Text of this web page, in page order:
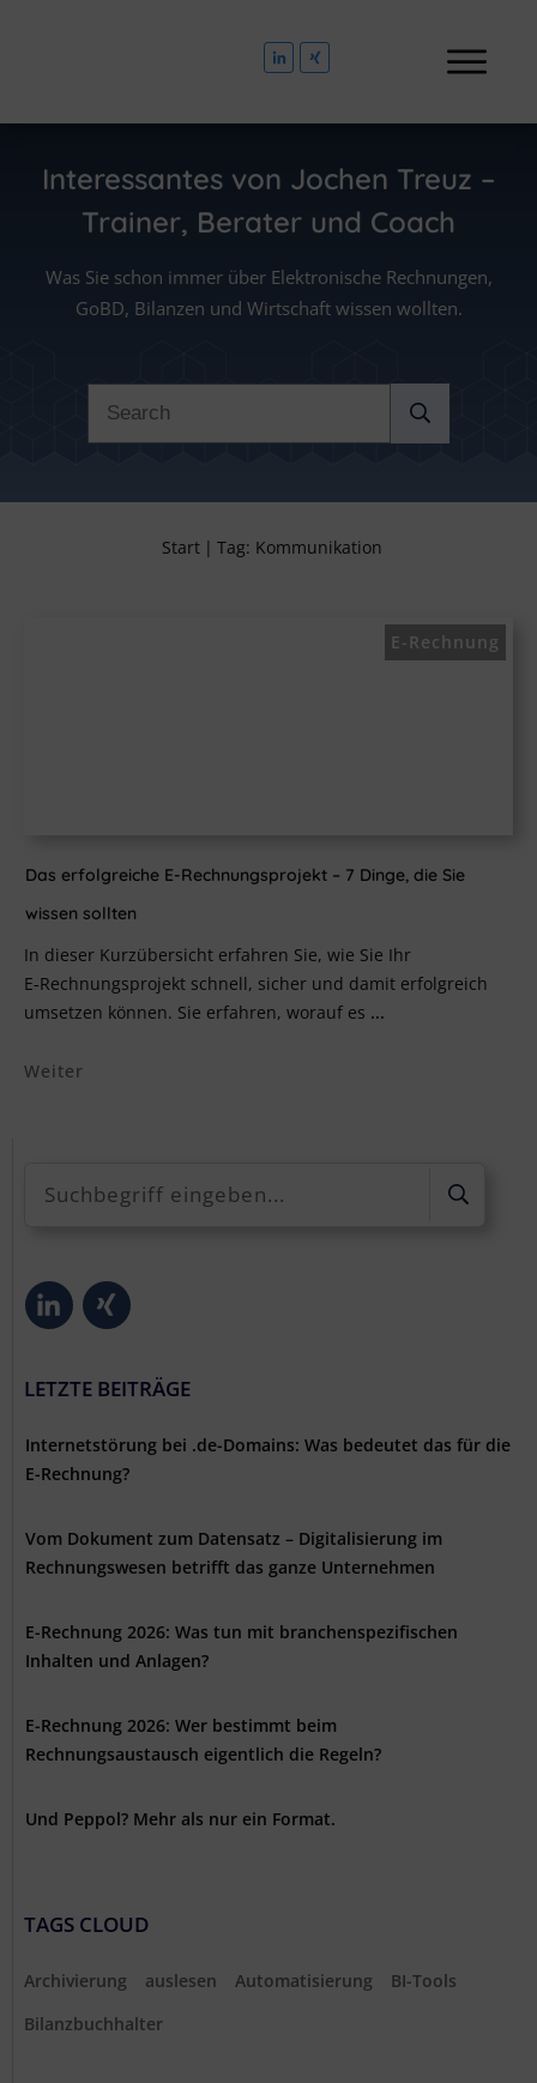
Interessantes von Jochen Treuz –
Trainer, Berater und Coach
Was Sie schon immer über Elektronische Rechnungen,
GoBD, Bilanzen und Wirtschaft wissen wollten.
Start | Tag: Kommunikation
E-Rechnung
Das erfolgreiche E-Rechnungsprojekt – 7 Dinge, die Sie
wissen sollten
In dieser Kurzübersicht erfahren Sie, wie Sie Ihr
E‑Rechnungsprojekt schnell, sicher und damit erfolgreich
umsetzen können. Sie erfahren, worauf es ...
Weiter
LETZTE BEITRÄGE
Internetstörung bei .de-Domains: Was bedeutet das für die
E-Rechnung?
Vom Dokument zum Datensatz – Digitalisierung im
Rechnungswesen betrifft das ganze Unternehmen
E-Rechnung 2026: Was tun mit branchenspezifischen
Inhalten und Anlagen?
E-Rechnung 2026: Wer bestimmt beim
Rechnungsaustausch eigentlich die Regeln?
Und Peppol? Mehr als nur ein Format.
TAGS CLOUD
Archivierung auslesen Automatisierung
BI-Tools
Bilanzbuchhalter